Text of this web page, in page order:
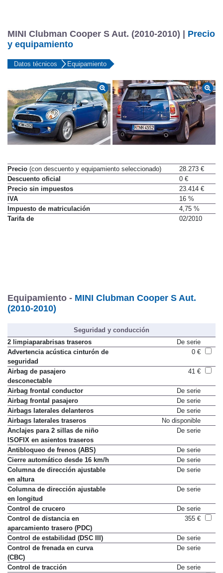
MINI Clubman Cooper S Aut. (2010-2010) | Precio
y equipamiento
Datos técnicos Equipamiento
Precio (con descuento y equipamiento seleccionado)
28.273 €
Descuento oficial
0 €
Precio sin impuestos
23.414 €
IVA
16 %
Impuesto de matriculación
4,75 %
Tarifa de
02/2010
Equipamiento - MINI Clubman Cooper S Aut.
(2010-2010)
Seguridad y conducción
2 limpiaparabrisas traseros
De serie
Advertencia acústica cinturón de
seguridad
0 €
Airbag de pasajero
desconectable
41 €
Airbag frontal conductor
De serie
Airbag frontal pasajero
De serie
Airbags laterales delanteros
De serie
Airbags laterales traseros
No disponible
Anclajes para 2 sillas de niño
ISOFIX en asientos traseros
De serie
Antibloqueo de frenos (ABS)
De serie
Cierre automático desde 16 km/h
De serie
Columna de dirección ajustable
en altura
De serie
Columna de dirección ajustable
en longitud
De serie
Control de crucero
De serie
Control de distancia en
aparcamiento trasero (PDC)
355 €
Control de estabilidad (DSC III)
De serie
Control de frenada en curva
(CBC)
De serie
Control de tracción
De serie